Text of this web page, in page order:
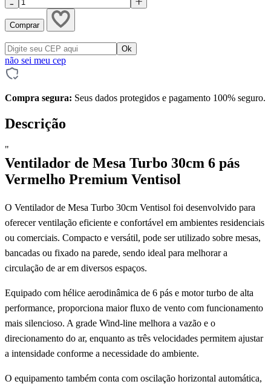
Comprar
não sei meu cep
Compra segura: Seus dados protegidos e pagamento 100% seguro.
Descrição
"
Ventilador de Mesa Turbo 30cm 6 pás
Vermelho Premium Ventisol
O Ventilador de Mesa Turbo 30cm Ventisol foi desenvolvido para
oferecer ventilação eficiente e confortável em ambientes residenciais
ou comerciais. Compacto e versátil, pode ser utilizado sobre mesas,
bancadas ou fixado na parede, sendo ideal para melhorar a
circulação de ar em diversos espaços.
Equipado com hélice aerodinâmica de 6 pás e motor turbo de alta
performance, proporciona maior fluxo de vento com funcionamento
mais silencioso. A grade Wind-line melhora a vazão e o
direcionamento do ar, enquanto as três velocidades permitem ajustar
a intensidade conforme a necessidade do ambiente.
O equipamento também conta com oscilação horizontal automática,